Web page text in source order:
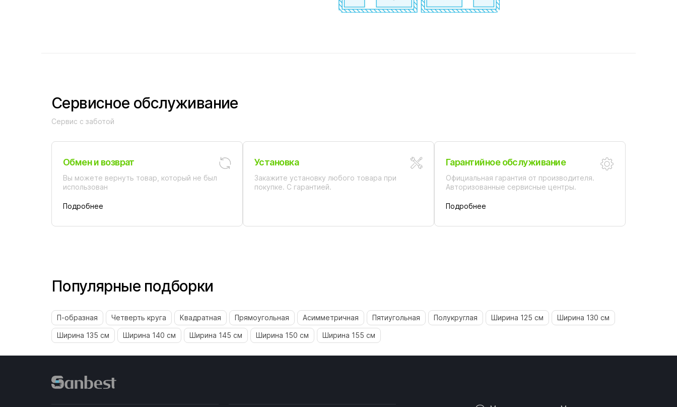
Сервисное обслуживание
Сервис с заботой
Обмен и возврат
Вы можете вернуть товар, который не был
использован
Подробнее
Установка
Закажите установку любого товара при
покупке. С гарантией.
Гарантийное обслуживание
Официальная гарантия от производителя.
Авторизованные сервисные центры.
Подробнее
Популярные подборки
П-образная Четверть круга Квадратная Прямоугольная Асимметричная Пятиугольная Полукруглая Ширина 125 см Ширина 130 см
Ширина 135 см Ширина 140 см Ширина 145 см Ширина 150 см Ширина 155 см